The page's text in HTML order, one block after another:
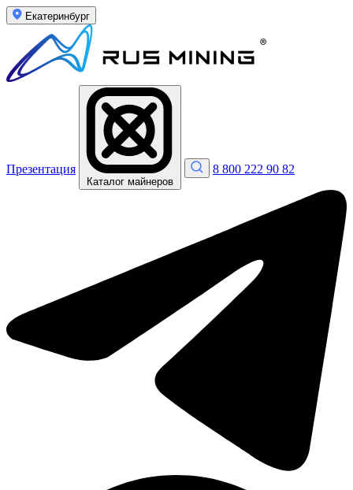
Екатеринбург
Презентация
Каталог майнеров
8 800 222 90 82